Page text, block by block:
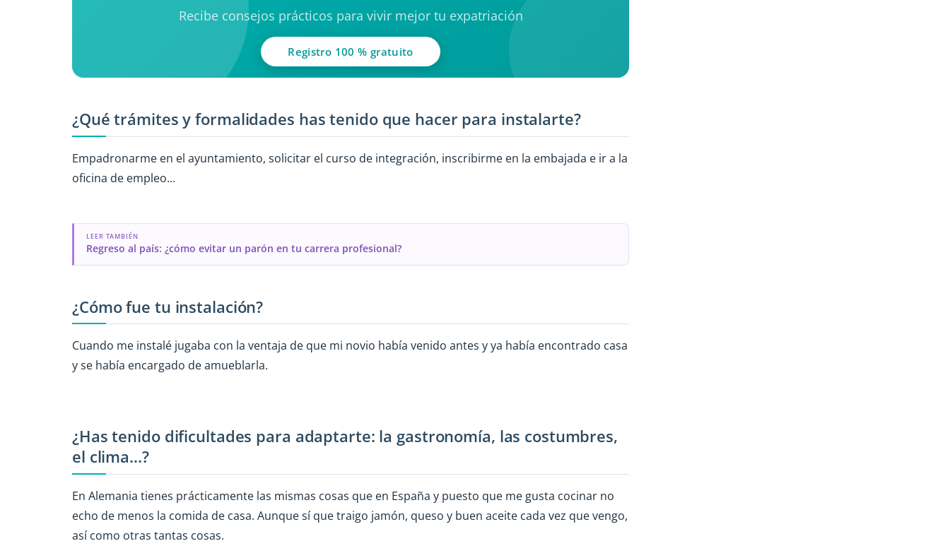
Recibe consejos prácticos para vivir mejor tu expatriación
Registro 100 % gratuito
¿Qué trámites y formalidades has tenido que hacer para instalarte?
Empadronarme en el ayuntamiento, solicitar el curso de integración, inscribirme en la embajada e ir a la
oficina de empleo...
LEER TAMBIÉN
Regreso al país: ¿cómo evitar un parón en tu carrera profesional?
¿Cómo fue tu instalación?
Cuando me instalé jugaba con la ventaja de que mi novio había venido antes y ya había encontrado casa
y se había encargado de amueblarla.
¿Has tenido dificultades para adaptarte: la gastronomía, las costumbres,
el clima...?
En Alemania tienes prácticamente las mismas cosas que en España y puesto que me gusta cocinar no
echo de menos la comida de casa. Aunque sí que traigo jamón, queso y buen aceite cada vez que vengo,
así como otras tantas cosas.